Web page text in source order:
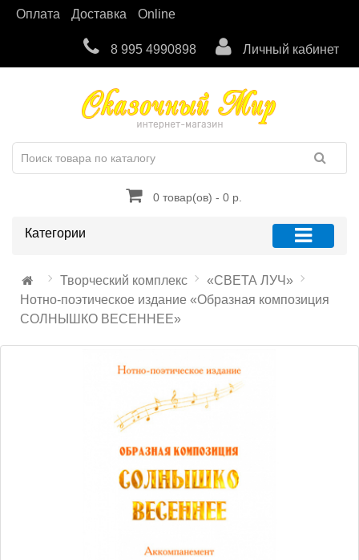
Оплата Доставка Online
8 995 4990898 Личный кабинет
0 товар(ов) - 0 р.
Категории
Творческий комплекс
«СВЕТА ЛУЧ»
Нотно-поэтическое издание «Образная композиция
СОЛНЫШКО ВЕСЕННЕЕ»